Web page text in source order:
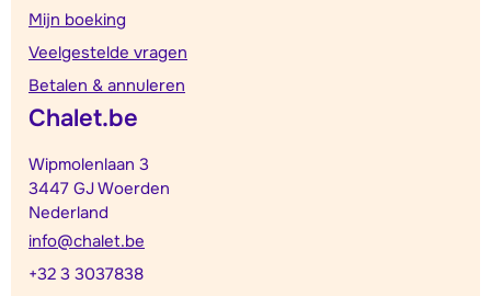
Mijn boeking
Veelgestelde vragen
Betalen & annuleren
Chalet.be
Wipmolenlaan 3
3447 GJ Woerden
Nederland
info@chalet.be
+32 3 3037838